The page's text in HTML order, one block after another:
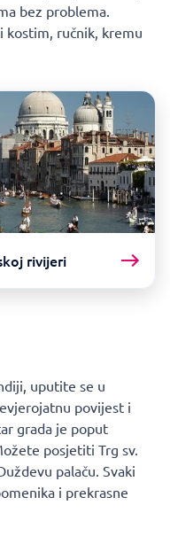
bez problema.
kostim, ručnik, kremu
rivijeri
uputite se u
povijest i
grada je poput
posjetiti Trg sv.
palaču. Svaki
i prekrasne